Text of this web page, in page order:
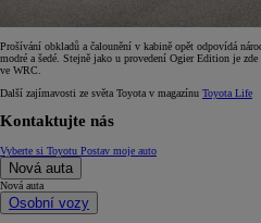
Prošívání obkladů a čalounění v kabině opět odpovídá
modré a šedé. Stejně jako u provedení Ogier Edition je
ve WRC.
Další zajímavosti ze světa Toyota v magazínu Toyota Life
Kontaktujte nás
Vyberte si Toyotu Postav moje auto
Nová auta
Nová auta
Osobní vozy